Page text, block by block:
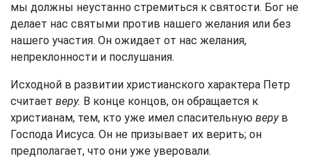
мы должны неустанно стремиться к святости. Бог не
делает нас святыми против нашего желания или без
нашего участия. Он ожидает от нас желания,
непреклонности и послушания.
Исходной в развитии христианского характера Петр
считает веру. В конце концов, он обращается к
христианам, тем, кто уже имел спасительную верув
Господа Иисуса. Он не призывает их верить; он
предполагает, что они уже уверовали.